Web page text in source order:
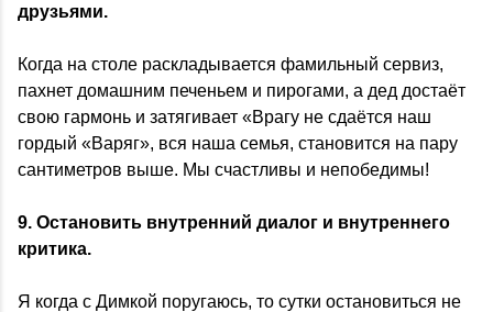
друзьями.
Когда на столе раскладывается фамильный сервиз,
пахнет домашним печеньем и пирогами, а дед достаёт
свою гармонь и затягивает «Врагу не сдаётся наш
гордый «Варяг», вся наша семья, становится на пару
сантиметров выше. Мы счастливы и непобедимы!
9. Остановить внутренний диалог и внутреннего
критика.
Я когда с Димкой поругаюсь, то сутки остановиться не